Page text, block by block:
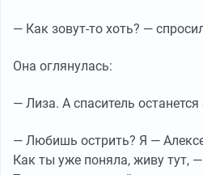
— Как зовут-то хоть? —
Она оглянулась:
— Лиза. А спаситель останется
— Любишь острить? Я —
Как ты уже поняла, живу тут,